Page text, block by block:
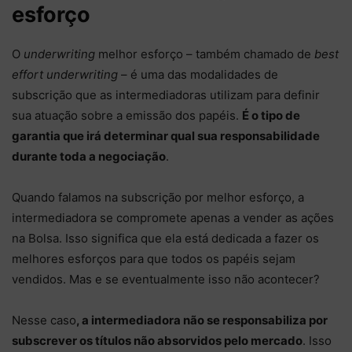
esforço
O underwriting melhor esforço – também chamado de best
effort underwriting – é uma das modalidades de
subscrição que as intermediadoras utilizam para definir
sua atuação sobre a emissão dos papéis. É o tipo de
garantia que irá determinar qual sua responsabilidade
durante toda a negociação.
Quando falamos na subscrição por melhor esforço, a
intermediadora se compromete apenas a vender as ações
na Bolsa. Isso significa que ela está dedicada a fazer os
melhores esforços para que todos os papéis sejam
vendidos. Mas e se eventualmente isso não acontecer?
Nesse caso, a intermediadora não se responsabiliza por
subscrever os títulos não absorvidos pelo mercado. Isso